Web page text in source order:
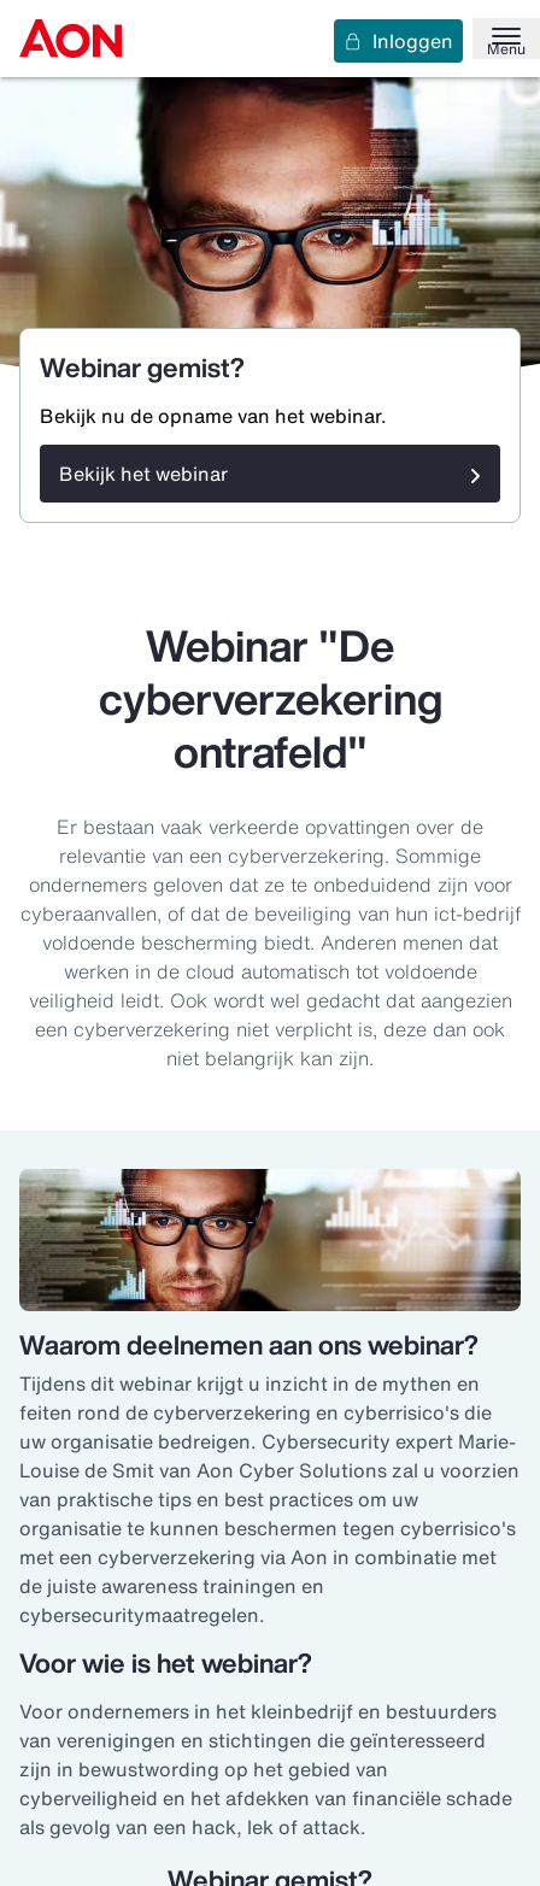
Menu
Inloggen
Webinar gemist?
Bekijk nu de opname van het webinar.
Bekijk het webinar
Webinar "De
cyberverzekering
ontrafeld"
Er bestaan vaak verkeerde opvattingen over de
relevantie van een cyberverzekering. Sommige
ondernemers geloven dat ze te onbeduidend zijn voor
cyberaanvallen, of dat de beveiliging van hun ict-bedrijf
voldoende bescherming biedt. Anderen menen dat
werken in de cloud automatisch tot voldoende
veiligheid leidt. Ook wordt wel gedacht dat aangezien
een cyberverzekering niet verplicht is, deze dan ook
niet belangrijk kan zijn.
Waarom deelnemen aan ons webinar?
Tijdens dit webinar krijgt u inzicht in de mythen en
feiten rond de cyberverzekering en cyberrisico's die
uw organisatie bedreigen. Cybersecurity expert Marie-
Louise de Smit van Aon Cyber Solutions zal u voorzien
van praktische tips en best practices om uw
organisatie te kunnen beschermen tegen cyberrisico's
met een cyberverzekering via Aon in combinatie met
de juiste awareness trainingen en
cybersecuritymaatregelen.
Voor wie is het webinar?
Voor ondernemers in het kleinbedrijf en bestuurders
van verenigingen en stichtingen die geïnteresseerd
zijn in bewustwording op het gebied van
cyberveiligheid en het afdekken van financiële schade
als gevolg van een hack, lek of attack.